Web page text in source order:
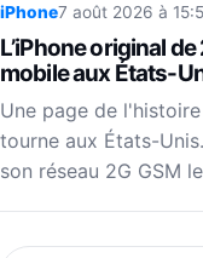
iPhone7 août 2026 à
L’iPhone original
mobile aux États-
Une page de
tourne aux États-
son réseau 2G GSM